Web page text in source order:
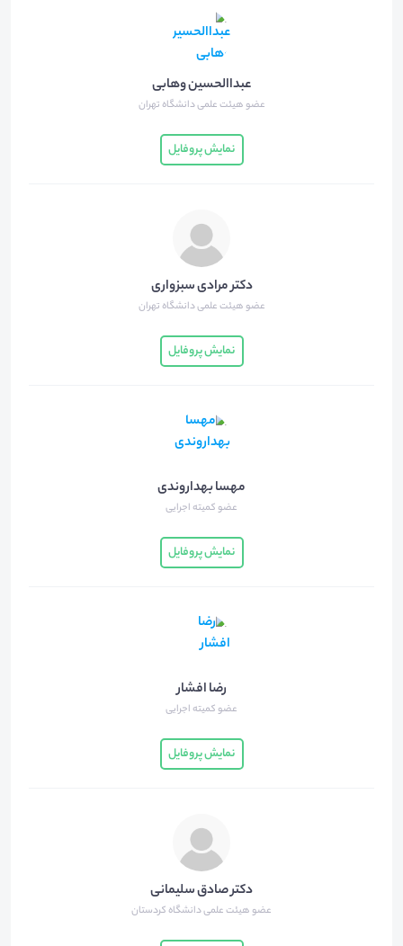
عبداالحسین وهابی
عضو هیئت علمی دانشگاه تهران
نمایش پروفایل
دکتر مرادی سبزواری
عضو هیئت علمی دانشگاه تهران
نمایش پروفایل
مهسا بهداروندی
عضو کمیته اجرایی
نمایش پروفایل
رضا افشار
عضو کمیته اجرایی
نمایش پروفایل
دکتر صادق سلیمانی
عضو هیئت علمی دانشگاه کردستان